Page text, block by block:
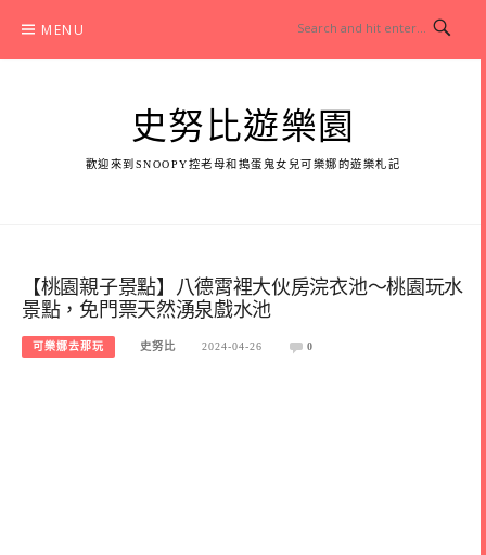
content
MENU
史努比遊樂園
歡迎來到SNOOPY控老母和搗蛋鬼女兒可樂娜的遊樂札記
【桃園親子景點】八德霄裡大伙房浣衣池～桃園玩水
景點，免門票天然湧泉戲水池
可樂娜去那玩 史努比 2024-04-26 0